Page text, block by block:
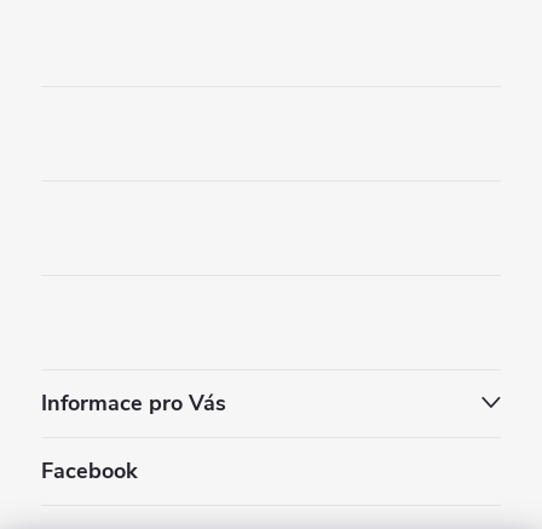
Informace pro Vás
Facebook